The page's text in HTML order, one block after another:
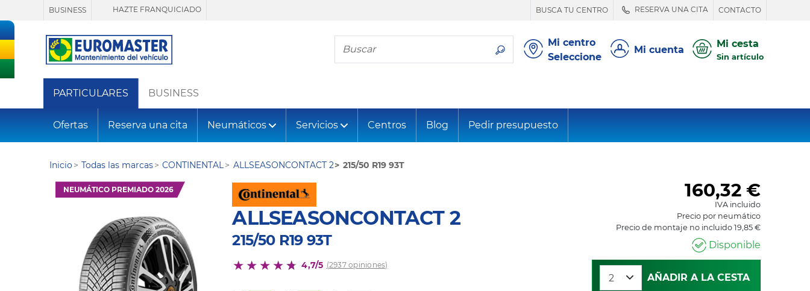
BUSINESS HAZTE FRANQUICIADO BUSCA TU CENTRO RESERVA UNA CITA CONTACTO
Busca tu neumático
Mi centro
Seleccione
Mi cuenta Mi cesta
Sin artículo
PARTICULARES BUSINESS
Ofertas Reserva una cita Neumáticos Servicios Centros Blog Pedir presupuesto
Inicio Todas las marcas CONTINENTAL ALLSEASONCONTACT 2 215/50 R19 93T
NEUMÁTICO PREMIADO 2026
ALLSEASONCONTACT 2
215/50 R19 93T
4,7/5 (2937 opiniones)
160,32 €
IVA incluido
Precio por neumático
Precio de montaje no incluido 19,85 €
Disponible
AÑADIR A LA CESTA